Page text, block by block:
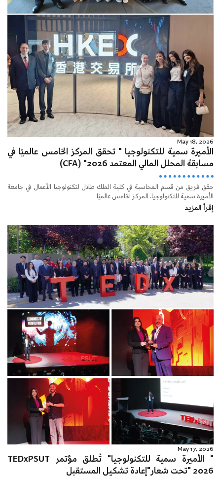
May 18, 2026
الأميرة سمية للتكنولوجيا " تحقق المركز الخامس عالميًا في
مسابقة المحلل المالي المعتمد 2026" (CFA)
حقق فريق من قسم المحاسبة في كلية الملك طلال لتكنولوجيا الأعمال في جامعة
الأميرة سمية للتكنولوجيا، المركز الخامس عالميًا...
إقرأ المزيد
May 17, 2026
" الأميرة سمية للتكنولوجيا" تُطلق مؤتمر TEDxPSUT
2026 "تحت شعار"إعادة تشكيل المستقبل